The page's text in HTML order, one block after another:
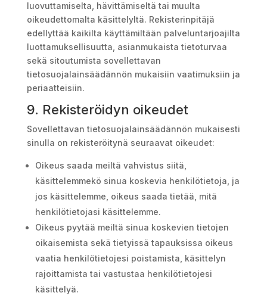
luovuttamiselta, hävittämiseltä tai muulta
oikeudettomalta käsittelyltä. Rekisterinpitäjä
edellyttää kaikilta käyttämiltään palveluntarjoajilta
luottamuksellisuutta, asianmukaista tietoturvaa
sekä sitoutumista sovellettavan
tietosuojalainsäädännön mukaisiin vaatimuksiin ja
periaatteisiin.
9. Rekisteröidyn oikeudet
Sovellettavan tietosuojalainsäädännön mukaisesti
sinulla on rekisteröitynä seuraavat oikeudet:
Oikeus saada meiltä vahvistus siitä,
käsittelemmekö sinua koskevia henkilötietoja, ja
jos käsittelemme, oikeus saada tietää, mitä
henkilötietojasi käsittelemme.
Oikeus pyytää meiltä sinua koskevien tietojen
oikaisemista sekä tietyissä tapauksissa oikeus
vaatia henkilötietojesi poistamista, käsittelyn
rajoittamista tai vastustaa henkilötietojesi
käsittelyä.